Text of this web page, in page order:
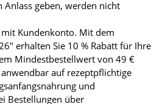
geben, werden nicht
Kundenkonto. Mit dem
erhalten Sie 10 % Rabatt für Ihre
Mindestbestellwert von 49 €
auf rezeptpflichtige
und
Bestellungen über